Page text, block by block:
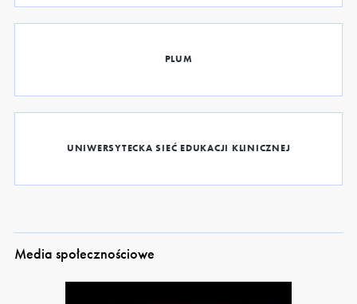
PLUM
UNIWERSYTECKA SIEĆ EDUKACJI KLINICZNEJ
Media społecznościowe